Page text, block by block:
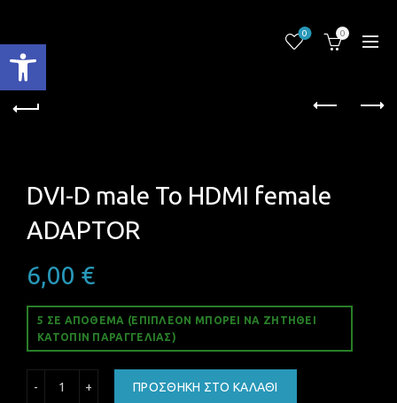
Ανοίξτε τη γραμμή εργαλείων
0 0
DVI-D male To HDMI female
ADAPTOR
6,00 €
5 ΣΕ ΑΠΌΘΕΜΑ (ΕΠΙΠΛΈΟΝ ΜΠΟΡΕΊ ΝΑ ΖΗΤΗΘΕΊ
ΚΑΤΌΠΙΝ ΠΑΡΑΓΓΕΛΊΑΣ)
ΠΡΟΣΘΉΚΗ ΣΤΟ ΚΑΛΆΘΙ